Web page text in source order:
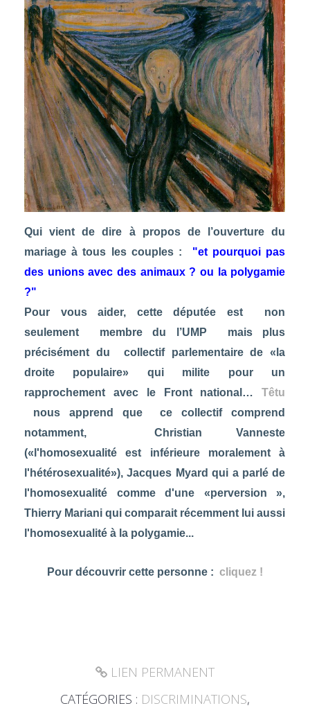
Qui vient de dire à propos de l’ouverture du
mariage à tous les couples : "et pourquoi pas
des unions avec des animaux ? ou la polygamie
?"
Pour vous aider, cette députée est non
seulement membre du l’UMP mais plus
précisément du collectif parlementaire de «la
droite populaire» qui milite pour un
rapprochement avec le Front national…Têtu
nous apprend que ce collectif comprend
notamment, Christian Vanneste
(«l'homosexualité est inférieure moralement à
l'hétérosexualité»), Jacques Myard qui a parlé de
l'homosexualité comme d'une «perversion »,
Thierry Mariani qui comparait récemment lui aussi
l'homosexualité à la polygamie...
Pour découvrir cette personne : cliquez !
LIEN PERMANENT
CATÉGORIES : DISCRIMINATIONS,